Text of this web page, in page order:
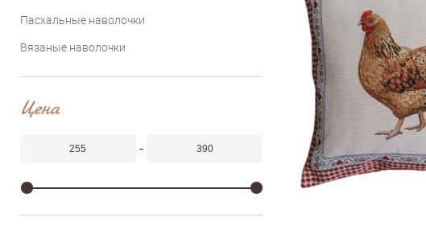
Пасхальные наволочки
Вязаные наволочки
Цена